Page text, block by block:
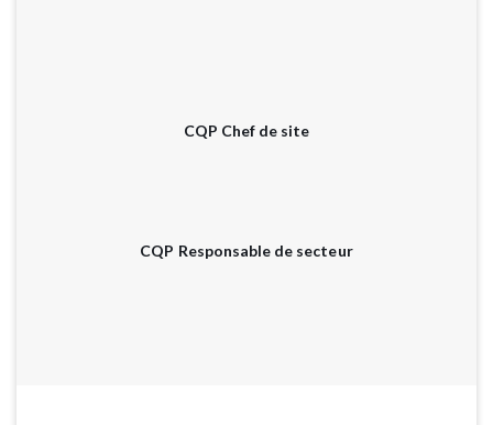
CQP Chef de site
CQP Responsable de secteur